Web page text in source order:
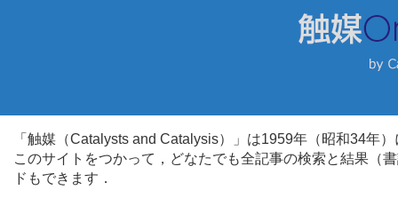
「触媒（Catalysts and Catalysis）」は1959年（昭和34年
このサイトをつかって，どなたでも全記事の検索と結果（
ドもできます．